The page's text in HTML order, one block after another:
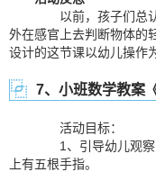
以前，孩子们总认
外在感官上去判断物体的
设计的这节课以幼儿操作
7、小班数学教案
活动目标：
1、引导幼儿观察
上有五根手指。